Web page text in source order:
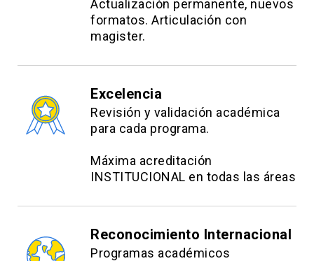
Actualización permanente, nuevos
formatos. Articulación con
magister.
Excelencia
Revisión y validación académica
para cada programa.
Máxima acreditación
INSTITUCIONAL en todas las áreas
Reconocimiento Internacional
Programas académicos